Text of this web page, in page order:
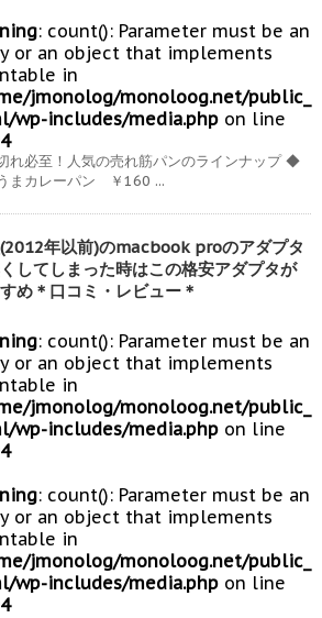
: count(): Parameter must be an
or an object that implements
in
jmonolog/monoloog.net/public_
wp-includes/media.php on line
れ必至！人気の売れ筋パンのラインナップ ◆
まカレーパン ￥160 ...
(2012年以前)のmacbook proのアダプタ
してしまった時はこの格安アダプタが
め＊口コミ・レビュー＊
: count(): Parameter must be an
or an object that implements
in
jmonolog/monoloog.net/public_
wp-includes/media.php on line
: count(): Parameter must be an
or an object that implements
in
jmonolog/monoloog.net/public_
wp-includes/media.php on line